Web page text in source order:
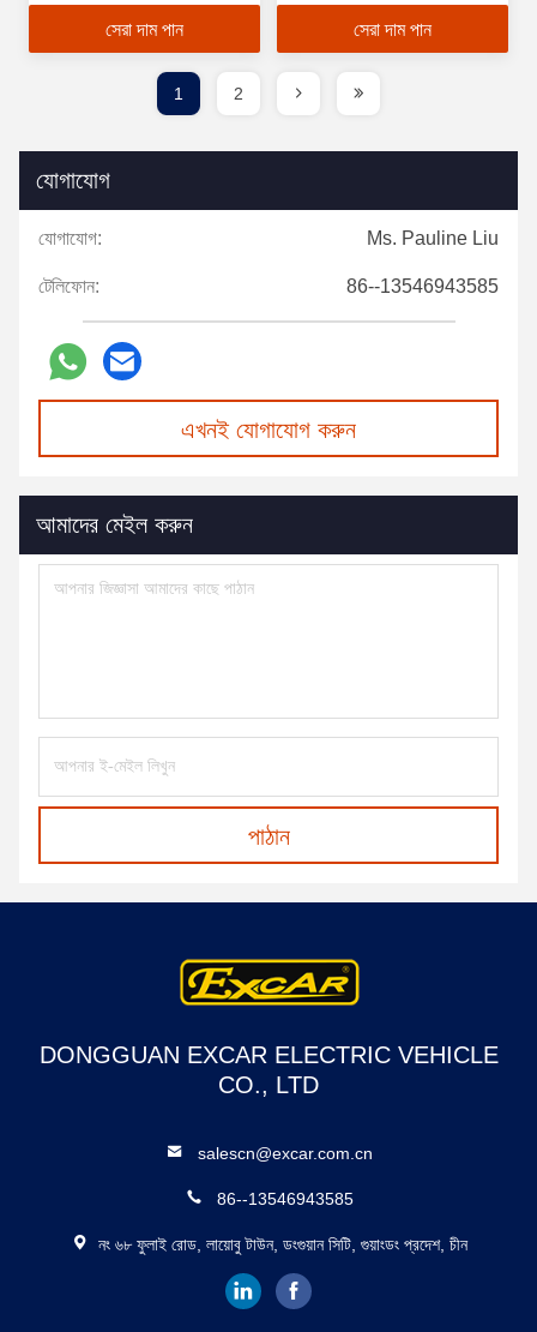
অ্যাম্বুলেন্স কার
সেরা দাম পান
যান, কোনো সুবিধা/স্থানের মধ্যে
উদ্ধার অভিযানের জন্য উপযুক্ত।
সেরা দাম পান
1 2
যোগাযোগ
যোগাযোগ: Ms. Pauline Liu
টেলিফোন: 86--13546943585
এখনই যোগাযোগ করুন
আমাদের মেইল করুন
পাঠান
DONGGUAN EXCAR ELECTRIC VEHICLE
CO., LTD
salescn@excar.com.cn
86--13546943585
নং ৬৮ ফুলাই রোড, লায়োবু টাউন, ডংগুয়ান সিটি, গুয়াংডং প্রদেশ, চীন